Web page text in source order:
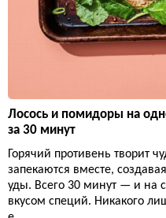
Лосось и помидоры на
за 30 минут
Горячий противень творит
запекаются вместе,
уды. Всего 30 минут — и на
вкусом специй. Никакого